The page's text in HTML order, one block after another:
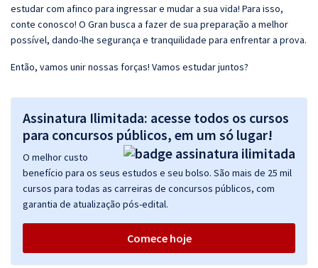
estudar com afinco para ingressar e mudar a sua vida! Para isso,
conte conosco! O Gran busca a fazer de sua preparação a melhor
possível, dando-lhe segurança e tranquilidade para enfrentar a prova.
Então, vamos unir nossas forças! Vamos estudar juntos?
Assinatura Ilimitada: acesse todos os cursos
para concursos públicos, em um só lugar!
O melhor custo
benefício para os seus estudos e seu bolso. São mais de 25 mil
cursos para todas as carreiras de concursos públicos, com
garantia de atualização pós-edital.
Comece hoje